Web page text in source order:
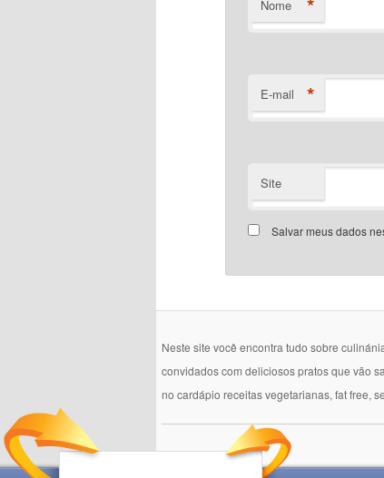
Nome *
E-mail *
Site
Salvar meus dados
Neste site você encontra tudo sobre
convidados com deliciosos pratos que vão
no cardápio receitas vegetarianas, fat free,